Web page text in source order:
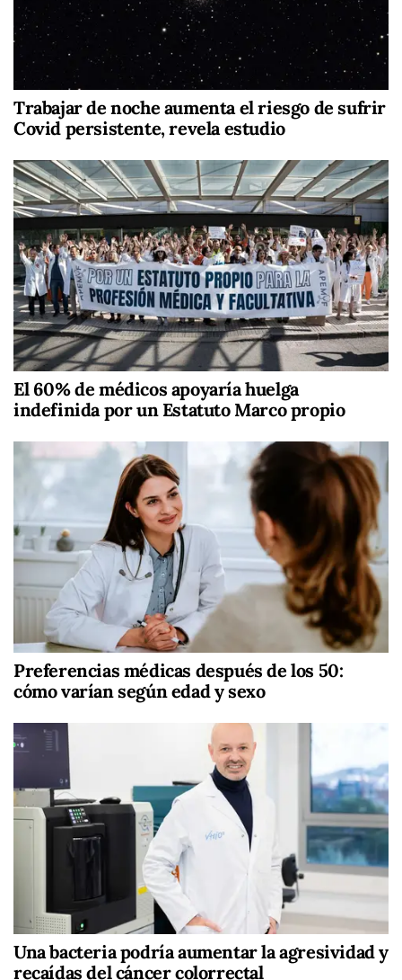
Trabajar de noche aumenta el riesgo de sufrir
Covid persistente, revela estudio
El 60% de médicos apoyaría huelga
indefinida por un Estatuto Marco propio
Preferencias médicas después de los 50:
cómo varían según edad y sexo
Una bacteria podría aumentar la agresividad y
recaídas del cáncer colorrectal